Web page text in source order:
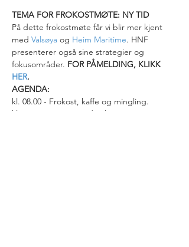
TEMA FOR FROKOSTMØTE: NY TID
På dette frokostmøte får vi blir mer kjent
med Valsøya og Heim Maritime. HNF
presenterer også sine strategier og
fokusområder. FOR PÅMELDING, KLIKK
HER.
AGENDA:
kl. 08.00 - Frokost, kaffe og mingling.
kl. 08.45 - HNF i ny tid: Tilpasninger